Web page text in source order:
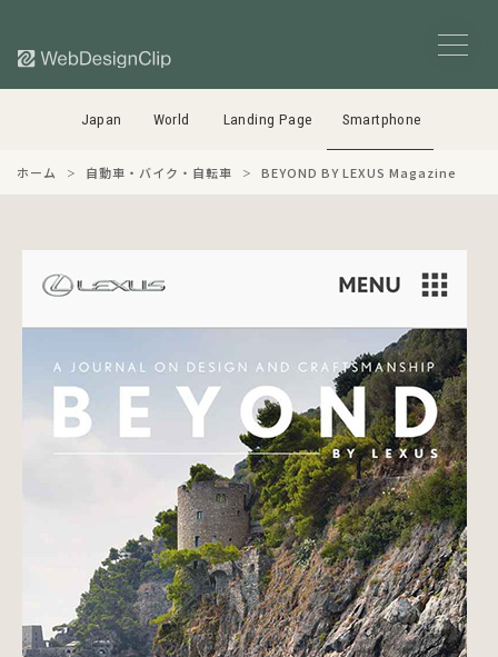
Japan World Landing Page Smartphone
ホーム 自動車・バイク・自転車 BEYOND BY LEXUS Magazine